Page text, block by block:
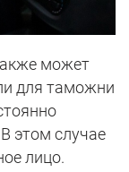
может
для таможни
этом случае
лицо.